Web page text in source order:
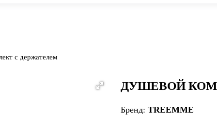
с держателем
ДУШЕВОЙ
Бренд: TREEMME